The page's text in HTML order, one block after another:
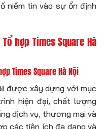
niềm tin vào sự ổn định
hợp Times Square Hà
Times Square Hà Nội
được xây dựng với mục
hiện đại, chất lượng
dịch vụ, thương mại và
các tiện ích đa dạng và